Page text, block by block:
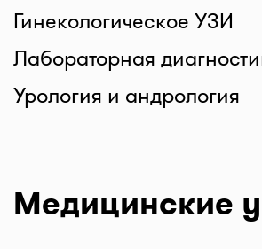
Гинекологическое УЗИ
Лабораторная
Урология и андрология
Медицинские